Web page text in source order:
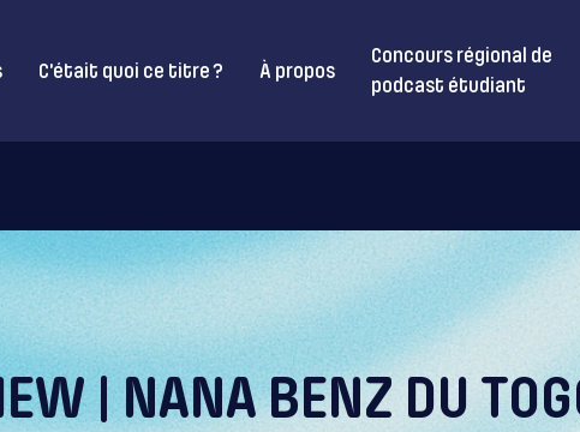
C’était quoi ce titre ? À propos
Concours régional de
podcast étudiant
| NANA BENZ DU